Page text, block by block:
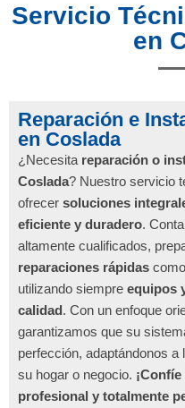
Servicio
en
Reparación e
en Coslada
¿Necesita reparación o
Coslada? Nuestro servicio
ofrecer soluciones
eficiente y duradero.
altamente cualificados,
reparaciones rápidas como
utilizando siempre equipos
calidad. Con un enfoque
garantizamos que su
perfección, adaptándonos
su hogar o negocio.
profesional y totalmente